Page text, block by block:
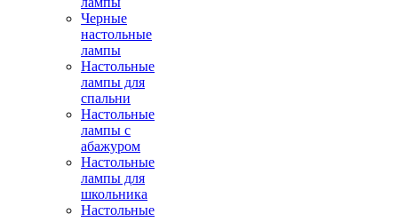
Черные
настольные
лампы
Настольные
лампы для
спальни
Настольные
лампы с
абажуром
Настольные
лампы для
школьника
Настольные